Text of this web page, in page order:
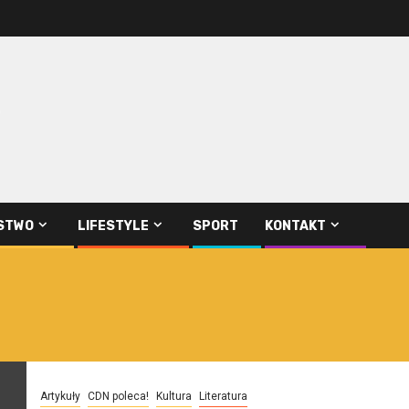
LIFESTYLE SPORT KONTAKT
Artykuły CDN poleca! Kultura Literatura